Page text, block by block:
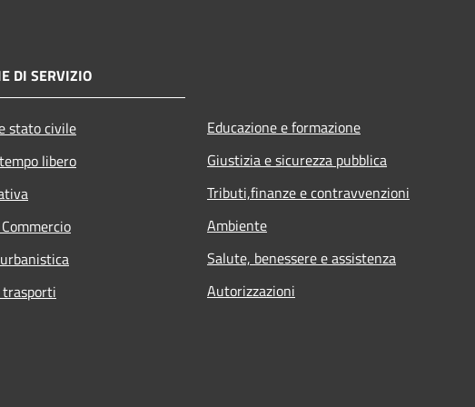
DI SERVIZIO
stato civile
libero
Educazione e formazione
Giustizia e sicurezza pubblica
Tributi,finanze e contravvenzioni
Ambiente
Salute, benessere e assistenza
Autorizzazioni